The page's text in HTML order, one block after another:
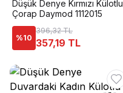
Düşük Denye Kırmızı Külotlu
Çorap Daymod 1112015
%10
396,32 TL
357,19 TL